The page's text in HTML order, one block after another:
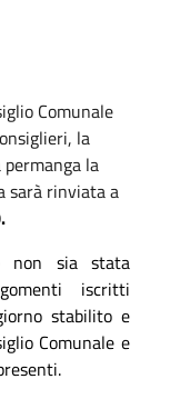
Comunale
la
permanga la
sarà rinviata a
.
non sia stata
iscritti
stabilito e
Comunale e